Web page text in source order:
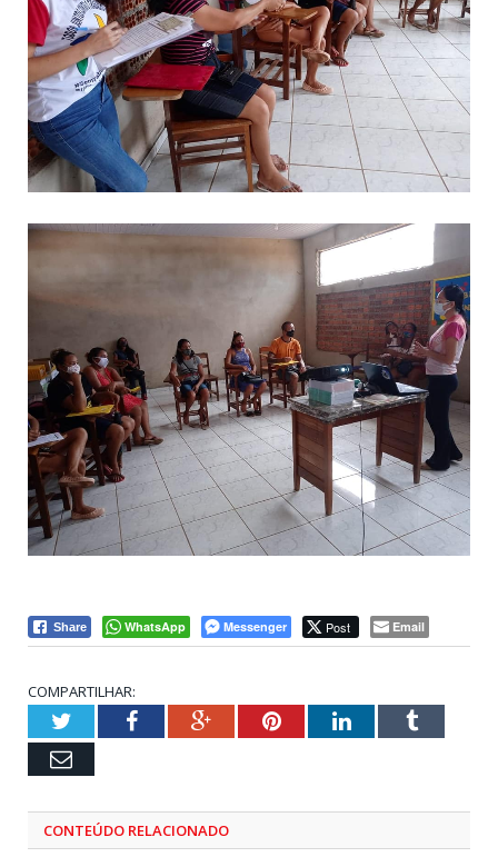
Share WhatsApp Messenger Post Email
COMPARTILHAR:
TwitterFacebookGoogle+PinterestLinkedInTumblr
Email
CONTEÚDO RELACIONADO